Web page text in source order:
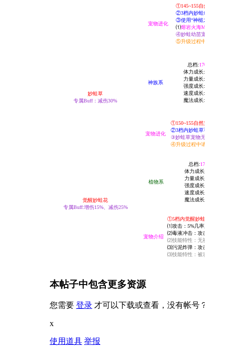
宠物进化
①145~155自然升级过
②3档内妙蛙幼苗可在
③使用“神槌之杯”可在
⑴熔岩火海Mar技能书
④妙蛙幼苗宠物无法转
⑤升级过程中请勿携带
妙蛙草
专属Buff： 减伤30%
神族系
总档:170
体力成长:60
力量成长:05
强度成长:15
速度成长:60
魔法成长:30
宠物进化
①150~155自然升级过程
②3档内妙蛙草可在宠物
③妙蛙草宠物无法转生,
④升级过程中请勿携带
觉醒妙蛙花
专属Buff:增伤15%、 减伤25%
植物系
总档:170
体力成长:60
力量成长:50
强度成长:15
速度成长:35
魔法成长:10
宠物介绍
①5档内觉醒妙蛙花
⑴攻击：5%几率直接暗杀
⑵毒液冲击： 攻击提升
⑵技能特性： 无视目标抗
⑶污泥炸弹： 攻击提升
⑶技能特性：被攻击时无
本帖子中包含更多资源
您需要 登录 才可以下载或查看，没有帐号？
x
使用道具 举报